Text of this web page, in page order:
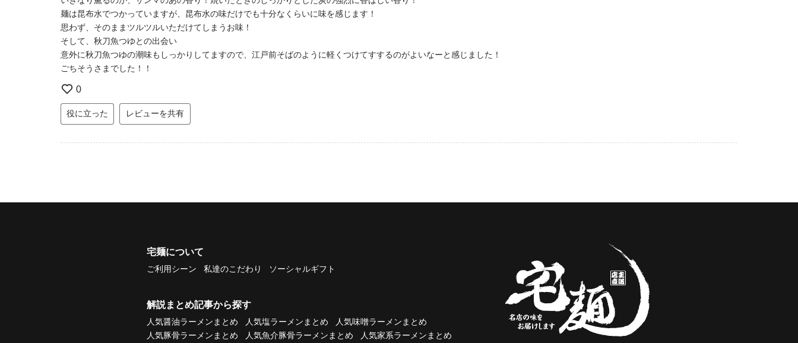
麺は昆布水でつかっていますが、昆布水の味だけでも十分なくらいに味を感じます！
思わず、そのままツルツルいただけてしまうお味！
そして、秋刀魚つゆとの出会い
意外に秋刀魚つゆの潮味もしっかりしてますので、江戸前そばのように軽くつけてすするのがよいなーと感じました！
ごちそうさまでした！！
0
役に立った レビューを共有
宅麺について
ご利用シーン 私達のこだわり ソーシャルギフト
解説まとめ記事から探す
人気醤油ラーメンまとめ 人気塩ラーメンまとめ
人気味噌ラーメンまとめ
人気豚骨ラーメンまとめ
人気魚介豚骨ラーメンまとめ
人気家系ラーメンまとめ